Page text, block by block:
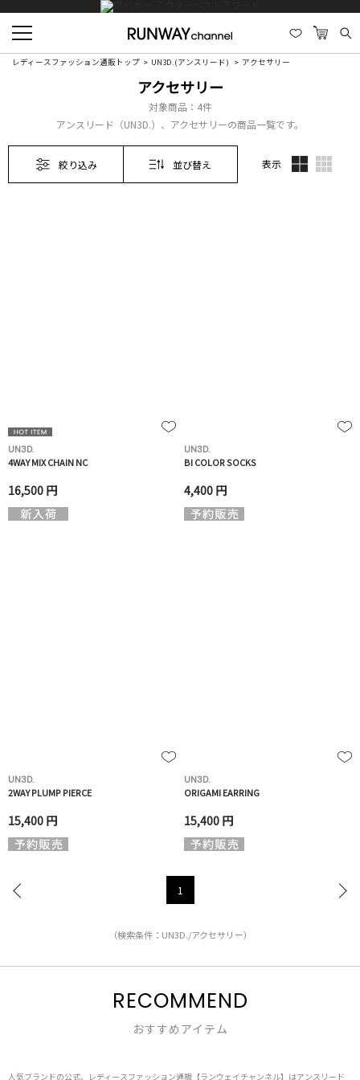
レディースファッション通販トップ UN3D.(アンスリード) アクセサリー
アクセサリー
対象商品： 4件
アンスリード（UN3D.）、アクセサリーの商品一覧です。
絞り込み 並び替え 表示
UN3D.
4WAY MIX CHAIN NC
16,500 円
UN3D.
BI COLOR SOCKS
4,400 円
UN3D.
2WAY PLUMP PIERCE
15,400 円
UN3D.
ORIGAMI EARRING
15,400 円
1
（検索条件：UN3D./アクセサリー）
RECOMMEND
おすすめアイテム
人気ブランドの公式、レディースファッション通販【ランウェイチャンネル】はアンスリード